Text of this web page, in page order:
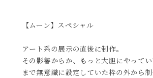
【ムーン】スペシャル
アート系の展示の直後に制作。
その影響からか、もっと大胆にやって
まで無意識に設定していた枠の外から